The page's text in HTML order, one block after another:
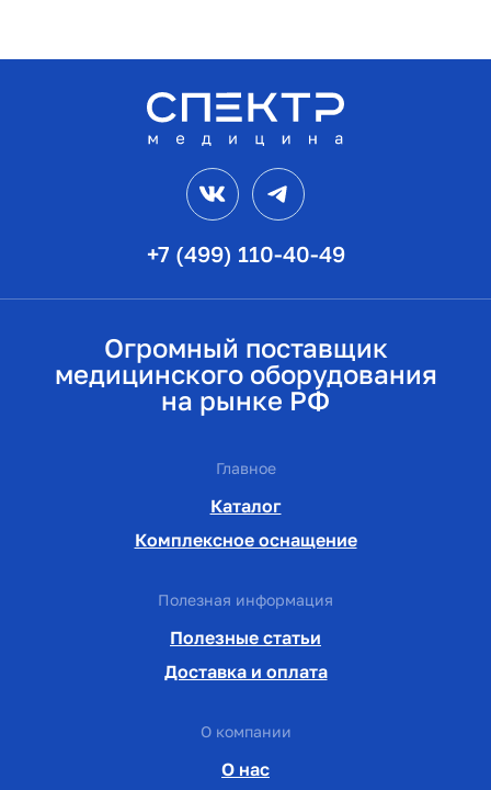
+7 (499) 110-40-49
VK
Огромный поставщик
медицинского оборудования
на рынке РФ
Главное
Каталог
Комплексное оснащение
Полезная информация
Полезные статьи
Доставка и оплата
О компании
О нас